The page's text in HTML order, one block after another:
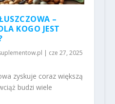
–
KOGO JEST
| cze 27, 2025
zyskuje coraz większą
budzi wiele